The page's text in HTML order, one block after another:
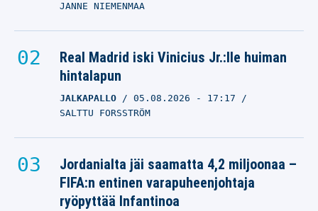
JANNE NIEMENMAA
Real Madrid iski Vinicius Jr.:lle huiman
hintalapun
JALKAPALLO 05.08.2026 - 17:17
SALTTU FORSSTRÖM
Jordanialta jäi saamatta 4,2 miljoonaa –
FIFA:n entinen varapuheenjohtaja
ryöpyttää Infantinoa